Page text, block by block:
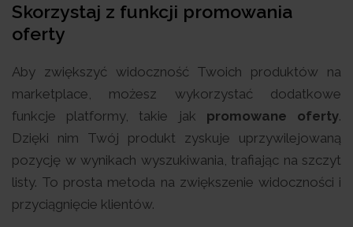
Skorzystaj z funkcji promowania
oferty
Aby zwiększyć widoczność Twoich produktów na
marketplace, możesz wykorzystać dodatkowe
funkcje platformy, takie jak promowane oferty.
Dzięki nim Twój produkt zyskuje uprzywilejowaną
pozycję w wynikach wyszukiwania, trafiając na szczyt
listy. To prosta metoda na zwiększenie widoczności i
przyciągnięcie klientów.